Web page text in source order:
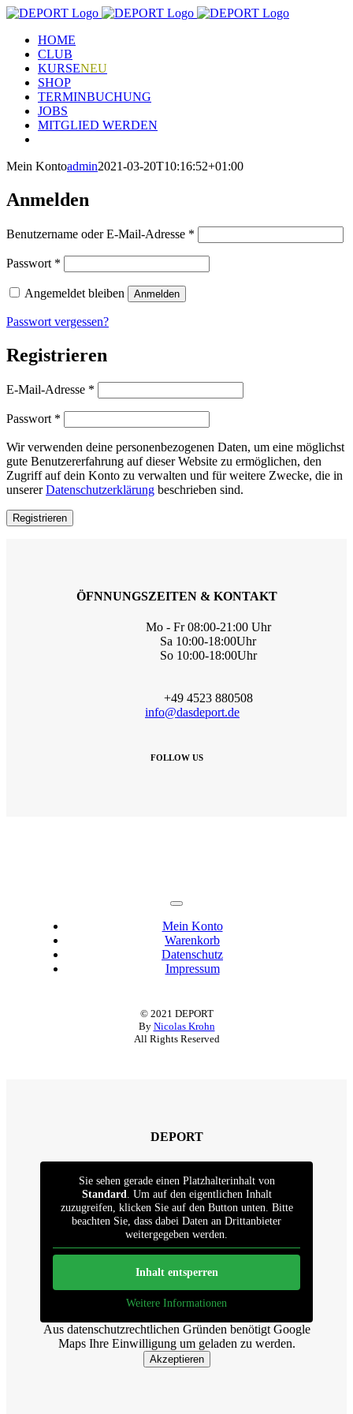
Zum
springenHOME
CLUB
KURSENEU
SHOP
TERMINBUCHUNG
JOBS
MITGLIED WERDEN
Mein Kontoadmin2021-03-20T10:16:52+01:00
Anmelden
Benutzername oder E-Mail-Adresse *
Passwort *
Angemeldet bleiben Anmelden
Passwort vergessen?
Registrieren
E-Mail-Adresse *
Passwort *
Wir verwenden deine personenbezogenen Daten, um eine möglichst
gute Benutzererfahrung auf dieser Website zu ermöglichen, den
Zugriff auf dein Konto zu verwalten und für weitere Zwecke, die in
unsererDatenschutzerklärung beschrieben sind.
Registrieren
ÖFNNUNGSZEITEN & KONTAKT
Mo - Fr 08:00-21:00 Uhr
Sa 10:00-18:00Uhr
So 10:00-18:00Uhr
+49 4523 880508
info@dasdeport.de
FOLLOW US
Toggle
Navigation
Mein Konto
Warenkorb
Datenschutz
Impressum
© 2021 DEPORT
By Nicolas Krohn
All Rights Reserved
DEPORT
Sie sehen gerade einen Platzhalterinhalt von
Standard . Um auf den eigentlichen Inhalt
zuzugreifen, klicken Sie auf den Button unten. Bitte
beachten Sie, dass dabei Daten an Drittanbieter
weitergegeben werden.
Inhalt entsperren
Weitere Informationen
Aus datenschutzrechtlichen Gründen benötigt Google
Maps Ihre Einwilligung um geladen zu werden.
Akzeptieren